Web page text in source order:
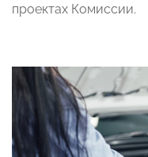
проектах Комиссии.